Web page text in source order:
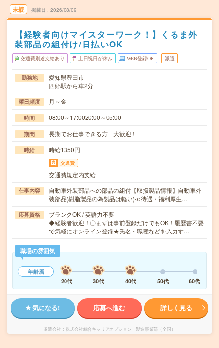
未読 掲載日 2026/08/09
【経験者向けマイスターワーク！】くるま外
装部品の組付け/日払いOK
交通費別途支給あり 土日祝日が休み WEB登録OK 派遣
勤務地
愛知県豊田市
四郷駅から車2分
曜日頻度 月～金
時間 08:00～17:0020:00～05:00
期間 長期でお仕事できる方、大歓迎！
時給 時給1350円
交通費
交通費規定内支給
仕事内容
自動車外装部品への部品の組付【取扱製品情報】自動車外
装部品(樹脂製品の為製品は軽い)≪待遇・福利厚生…
応募資格
ブランクOK / 英語力不要
◆経験者歓迎！〇まずは事前登録だけでもOK！履歴書不要
で気軽にオンライン登録★氏名・職種などを入力す…
職場の雰囲気
年齢層
20代
30代 40代 50代 60代
気になる! 応募へ進む 詳しく見る
派遣会社 株式会社綜合キャリアオプション 製造事業部（全国）